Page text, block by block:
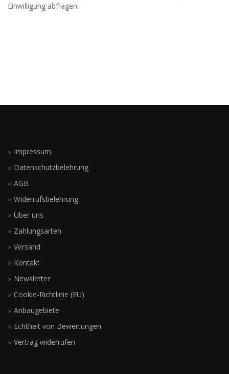
Einwilligung abfragen.
Impressum
Datenschutzbelehrung
AGB
Widerrufsbelehrung
Über uns
Zahlungsarten
Versand
Kontakt
Newsletter
Cookie-Richtlinie (EU)
Anbaugebiete
Echtheit von Bewertungen
Vertrag widerrufen